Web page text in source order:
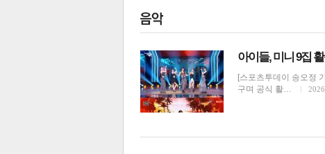
아이들, 미니 9집
[스포츠투데이 송오정
구며 공식 활…